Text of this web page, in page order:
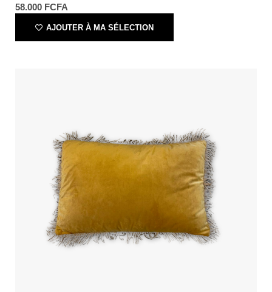
58.000 FCFA
AJOUTER À MA SÉLECTION